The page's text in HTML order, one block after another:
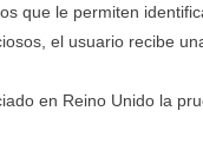
que le permiten
el usuario recibe
en Reino Unido la